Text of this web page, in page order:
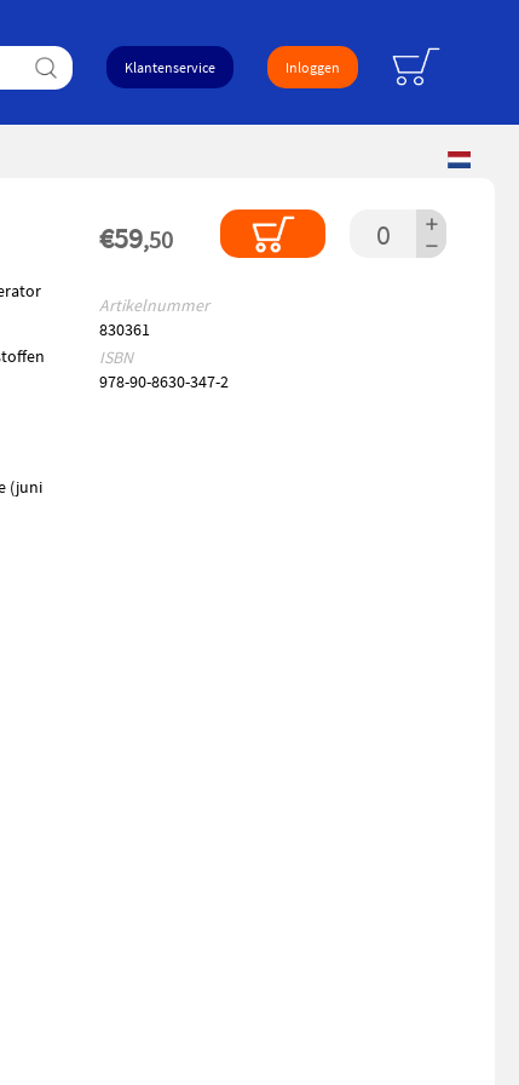
ZoekenKlantenservice Inloggen
Selecteer
(juni
€59,50 +
−
Artikelnummer
830361
ISBN
978-90-8630-347-2